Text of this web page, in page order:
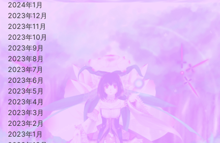
2024年1月
2023年12月
2023年11月
2023年10月
2023年9月
2023年8月
2023年7月
2023年6月
2023年5月
2023年4月
2023年3月
2023年2月
2023年1月